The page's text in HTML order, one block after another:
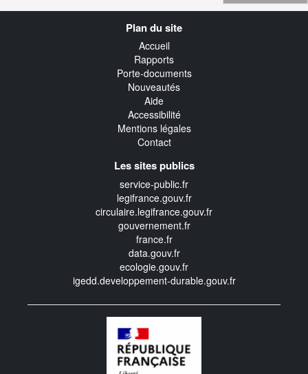
Plan du site
Accueil
Rapports
Porte-documents
Nouveautés
Aide
Accessibilité
Mentions légales
Contact
Les sites publics
service-public.fr
legifrance.gouv.fr
circulaire.legifrance.gouv.fr
gouvernement.fr
france.fr
data.gouv.fr
ecologie.gouv.fr
igedd.developpement-durable.gouv.fr